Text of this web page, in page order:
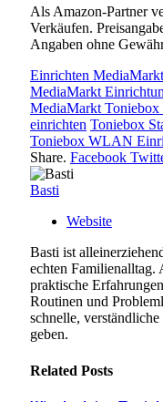
Als Amazon-Partner
Verkäufen.
Angaben ohne
Einrichten MediaMarkt
MediaMarkt
MediaMarkt Toniebox
einrichten Toniebox
Toniebox WLAN
Share. Facebook
Basti
Website
Basti ist
echten Familienalltag.
praktische
Routinen und
schnelle,
geben.
Related Posts